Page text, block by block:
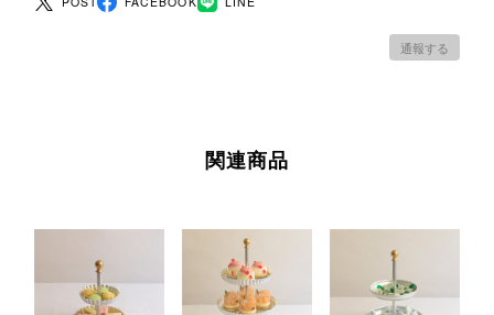
通報する
関連商品